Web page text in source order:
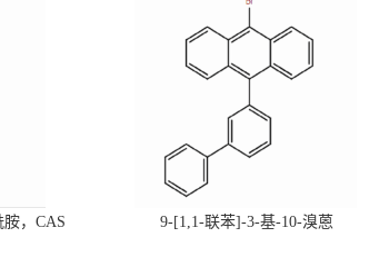
，CAS
9-[1,1-联苯]-3-基-10-溴蒽